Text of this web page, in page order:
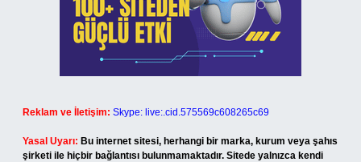
Reklam ve İletişim: Skype: live:.cid.575569c608265c69
Yasal Uyarı: Bu internet sitesi, herhangi bir marka, kurum veya şahıs
şirketi ile hiçbir bağlantısı bulunmamaktadır. Sitede yalnızca kendi